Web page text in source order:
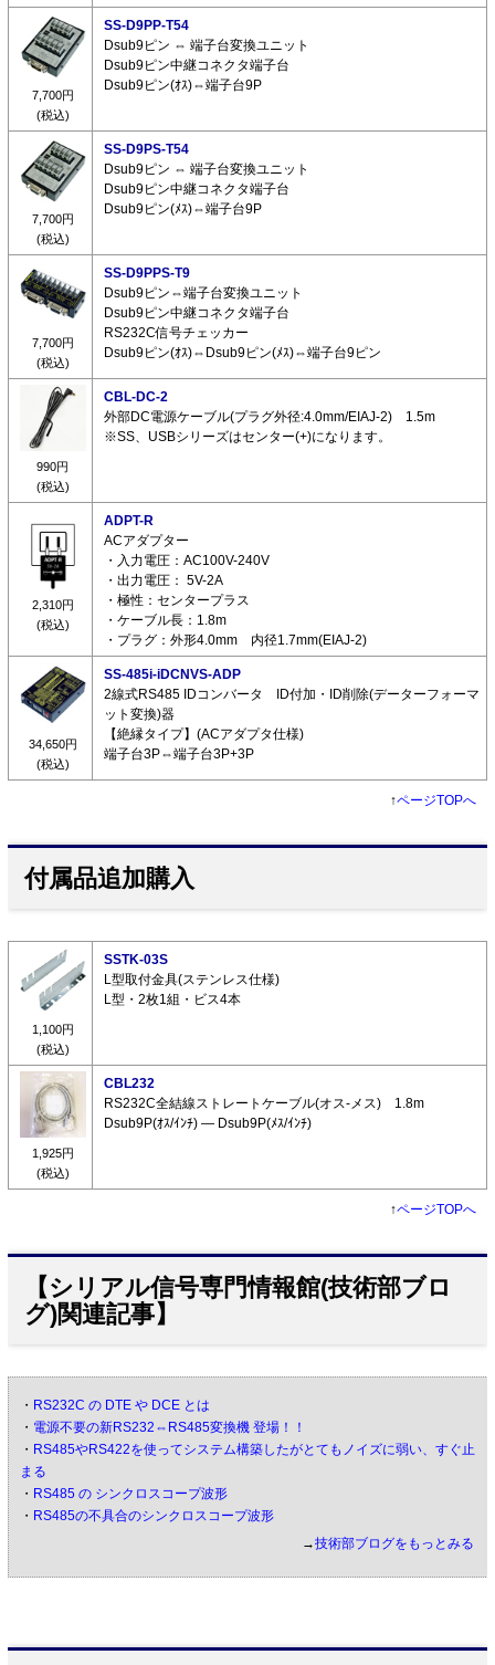
7,700円
(税込)
SS-D9PP-T54
Dsub9ピン ⇔ 端子台変換ユニット
Dsub9ピン中継コネクタ端子台
Dsub9ピン(ｵｽ)⇔端子台9P
7,700円
(税込)
SS-D9PS-T54
Dsub9ピン ⇔ 端子台変換ユニット
Dsub9ピン中継コネクタ端子台
Dsub9ピン(ﾒｽ)⇔端子台9P
7,700円
(税込)
SS-D9PPS-T9
Dsub9ピン⇔端子台変換ユニット
Dsub9ピン中継コネクタ端子台
RS232C信号チェッカー
Dsub9ピン(ｵｽ)⇔Dsub9ピン(ﾒｽ)⇔端子台9ピン
990円
(税込)
CBL-DC-2
外部DC電源ケーブル(プラグ外径:4.0mm/EIAJ-2) 1.5m
※SS、USBシリーズはセンター(+)になります。
2,310円
(税込)
ADPT-R
ACアダプター
・入力電圧：AC100V-240V
・出力電圧： 5V-2A
・極性：センタープラス
・ケーブル長：1.8m
・プラグ：外形4.0mm 内径1.7mm(EIAJ-2)
34,650円
(税込)
SS-485i-iDCNVS-ADP
2線式RS485 IDコンバータ ID付加・ID削除(データーフォーマ
ット変換)器
【絶縁タイプ】(ACアダプタ仕様)
端子台3P⇔端子台3P+3P
↑ページTOPへ
付属品追加購入
1,100円
(税込)
SSTK-03S
L型取付金具(ステンレス仕様)
L型・2枚1組・ビス4本
1,925円
(税込)
CBL232
RS232C全結線ストレートケーブル(オス-メス) 1.8m
Dsub9P(ｵｽ/ｲﾝﾁ) ― Dsub9P(ﾒｽ/ｲﾝﾁ)
↑ページTOPへ
【シリアル信号専門情報館(技術部ブロ
グ)関連記事】
・ RS232C の DTE や DCE とは
・ 電源不要の新RS232⇔RS485変換機 登場！！
・ RS485やRS422を使ってシステム構築したがとてもノイズに弱い、すぐ止
まる
・ RS485 の シンクロスコープ波形
・ RS485の不具合のシンクロスコープ波形
→技術部ブログをもっとみる